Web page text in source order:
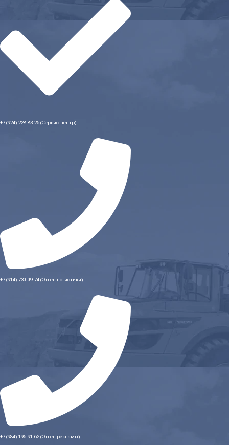
+7 (924) 228-83-25 (Сервис-центр)
+7 (914) 730-09-74 (Отдел логистики)
+7 (984) 195-91-62 (Отдел рекламы)